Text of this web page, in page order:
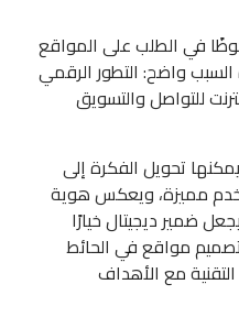
في الطلب على المواقع
السبب واضح: التطور الرقمي
للتواصل والتسويق
تحويل الفكرة إلى
مميزة، ويعكس هوية
ضمير ديجيتال خيارًا
مواقع في الحائط
مع الأهداف